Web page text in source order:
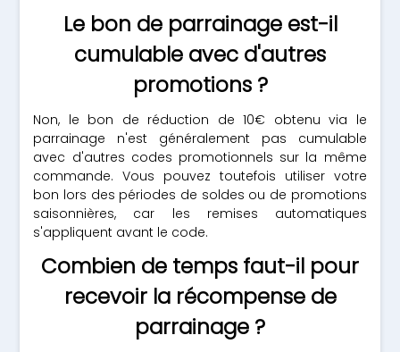
Le bon de parrainage est-il
cumulable avec d'autres
promotions ?
Non, le bon de réduction de 10€ obtenu via le
parrainage n'est généralement pas cumulable
avec d'autres codes promotionnels sur la même
commande. Vous pouvez toutefois utiliser votre
bon lors des périodes de soldes ou de promotions
saisonnières, car les remises automatiques
s'appliquent avant le code.
Combien de temps faut-il pour
recevoir la récompense de
parrainage ?